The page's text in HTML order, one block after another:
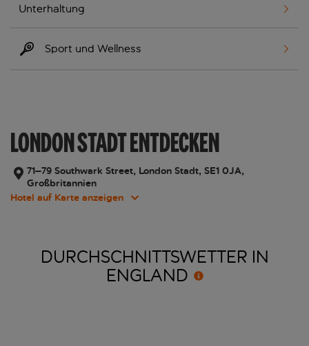
Unterhaltung
Sport und Wellness
LONDON STADT ENTDECKEN
71–79 Southwark Street, London Stadt, SE1 0JA,
Großbritannien
Hotel auf Karte anzeigen
DURCHSCHNITTSWETTER IN
ENGLAND